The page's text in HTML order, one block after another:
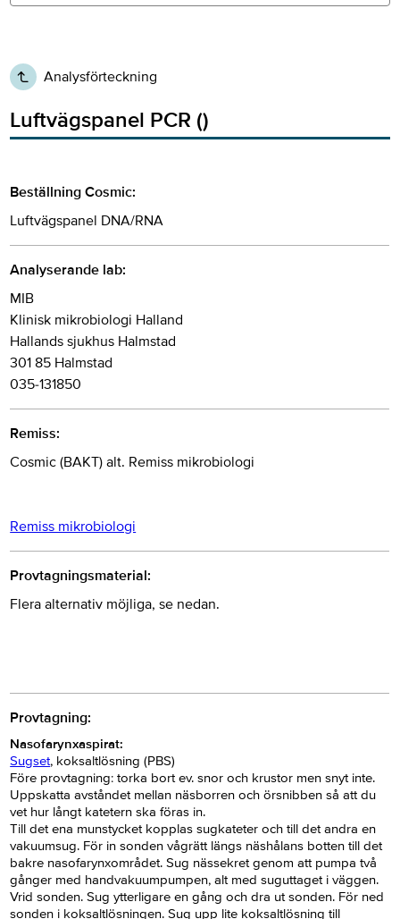
Analysförteckning
Luftvägspanel PCR ()
Beställning Cosmic:
Luftvägspanel DNA/RNA
Analyserande lab:
MIB
Klinisk mikrobiologi Halland
Hallands sjukhus Halmstad
301 85 Halmstad
035-131850
Remiss:
Cosmic (BAKT) alt. Remiss mikrobiologi
Remiss mikrobiologi
Provtagningsmaterial:
Flera alternativ möjliga, se nedan.
Provtagning:
Nasofarynxaspirat:
Sugset, koksaltlösning (PBS)
Före provtagning: torka bort ev. snor och krustor men snyt inte.
Uppskatta avståndet mellan näsborren och örsnibben så att du
vet hur långt katetern ska föras in.
Till det ena munstycket kopplas sugkateter och till det andra en
vakuumsug. För in sonden vågrätt längs näshålans botten till det
bakre nasofarynxområdet. Sug nässekret genom att pumpa två
gånger med handvakuumpumpen, alt med suguttaget i väggen.
Vrid sonden. Sug ytterligare en gång och dra ut sonden. För ned
sonden i koksaltlösningen. Sug upp lite koksaltlösning till